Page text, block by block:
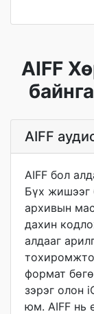
AIFF
AIFF
AIFF бол
Бүх жишээг
архивын
дахин
алдааг
формат
зэрэг олон
юм. AIFF нь